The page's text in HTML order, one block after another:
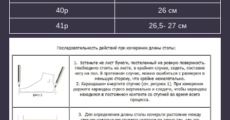
40р
26 см
41р
26,5- 27 см